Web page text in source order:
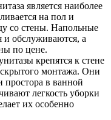
является наиболее
на пол и
со стены. Напольные
и обслуживаются, а
по цене.
крепятся к стене
монтажа. Они
простора в ванной
легкость уборки
их особенно